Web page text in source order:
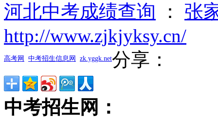
河北中考成绩查询 ： 张
http://www.zjkjyksy.cn/
高考网 中考招生信息网 zk.yggk.net分享：
中考招生网：